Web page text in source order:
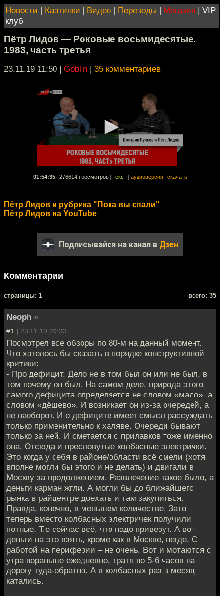
Новости | Картинки | Видео | Переводы | Магазин | VIP
клуб
Пётр Лидов — Роковые восьмидесятые.
1983, часть третья
23.11.19 11:50 | Goblin | 35 комментариев
01:54:35 276614 просмотров текст аудиоверсия скачать
Пётр Лидов и рубрика "Пока вы спали"
Пётр Лидов на YouTube
Подписывайся на канал в Дзен
Комментарии
cтраницы: 1 всего: 35
Neoph »
#1 | 23.11.19 20:33
Посмотрел все обзоры по 80-м на данный момент.
Что хотелось бы сказать в порядке конструктивной
критики:
- Про дефицит. Дело не в том был он или не был, в
том почему он был. На самом деле, природа этого
самого дефицита определяется не словом «мало», а
словом «дёшево». И возникает он из-за очередей, а
не наоборот. И о дефиците имеет смысл рассуждать
только применительно к халяве. Очереди бывают
только за ней. И сметается с прилавков тоже именно
она. Отсюда и пресловутые колбасные электрички.
Это когда у себя в районе/области всё смели (хотя
вполне могли бы этого и не делать) и двигали в
Москву за продолжением. Развлечение такое было, а
деньги карман жгли. А могли бы до ближайшего
рынка в райцентре доехать и там закупиться.
Правда, конечно, в меньшем количестве. Зато
теперь вместо колбасных электричек получили
потные. Т.е сейчас всё, что надо привезут. А вот
деньги на это взять, кроме как в Москве, негде. С
работой на периферии – не очень. Вот и мотаются с
утра пораньше ежедневно, тратя по 5-6 часов на
дорогу туда-обратно. А в колбасных раз в месяц
катались.